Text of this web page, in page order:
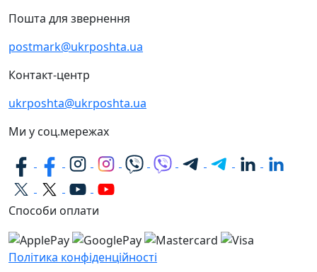
Пошта для звернення
postmark@ukrposhta.ua
Контакт-центр
ukrposhta@ukrposhta.ua
Ми у соц.мережах
Способи оплати
Політика конфіденційності